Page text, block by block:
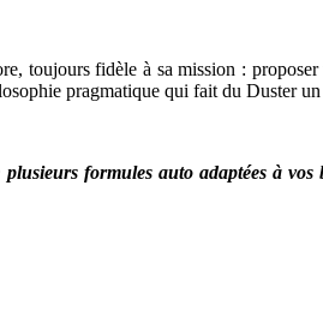
toujours fidèle à sa mission :
pragmatique qui fait du Duster
plusieurs formules auto adaptées à vos